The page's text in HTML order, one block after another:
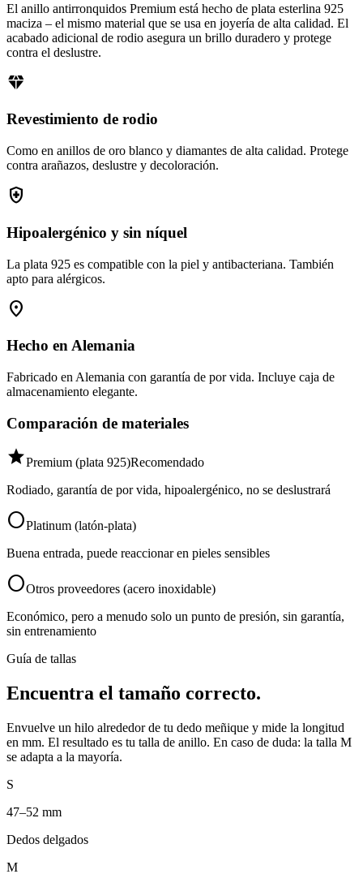
El anillo antirronquidos Premium está hecho de plata esterlina 925
maciza – el mismo material que se usa en joyería de alta calidad. El
acabado adicional de rodio asegura un brillo duradero y protege
contra el deslustre.
diamond
Revestimiento de rodio
Como en anillos de oro blanco y diamantes de alta calidad. Protege
contra arañazos, deslustre y decoloración.
health_and_safety
Hipoalergénico y sin níquel
La plata 925 es compatible con la piel y antibacteriana. También
apto para alérgicos.
location_on
Hecho en Alemania
Fabricado en Alemania con garantía de por vida. Incluye caja de
almacenamiento elegante.
Comparación de materiales
starPremium (plata 925)Recomendado
Rodiado, garantía de por vida, hipoalergénico, no se deslustrará
circlePlatinum (latón-plata)
Buena entrada, puede reaccionar en pieles sensibles
circleOtros proveedores (acero inoxidable)
Económico, pero a menudo solo un punto de presión, sin garantía,
sin entrenamiento
Guía de tallas
Encuentra el tamaño correcto.
Envuelve un hilo alrededor de tu dedo meñique y mide la longitud
en mm. El resultado es tu talla de anillo. En caso de duda: la talla M
se adapta a la mayoría.
S
47–52 mm
Dedos delgados
M